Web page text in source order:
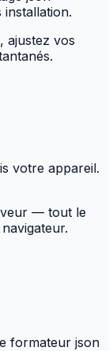
ajustez vos
votre appareil.
— tout le
formateur json